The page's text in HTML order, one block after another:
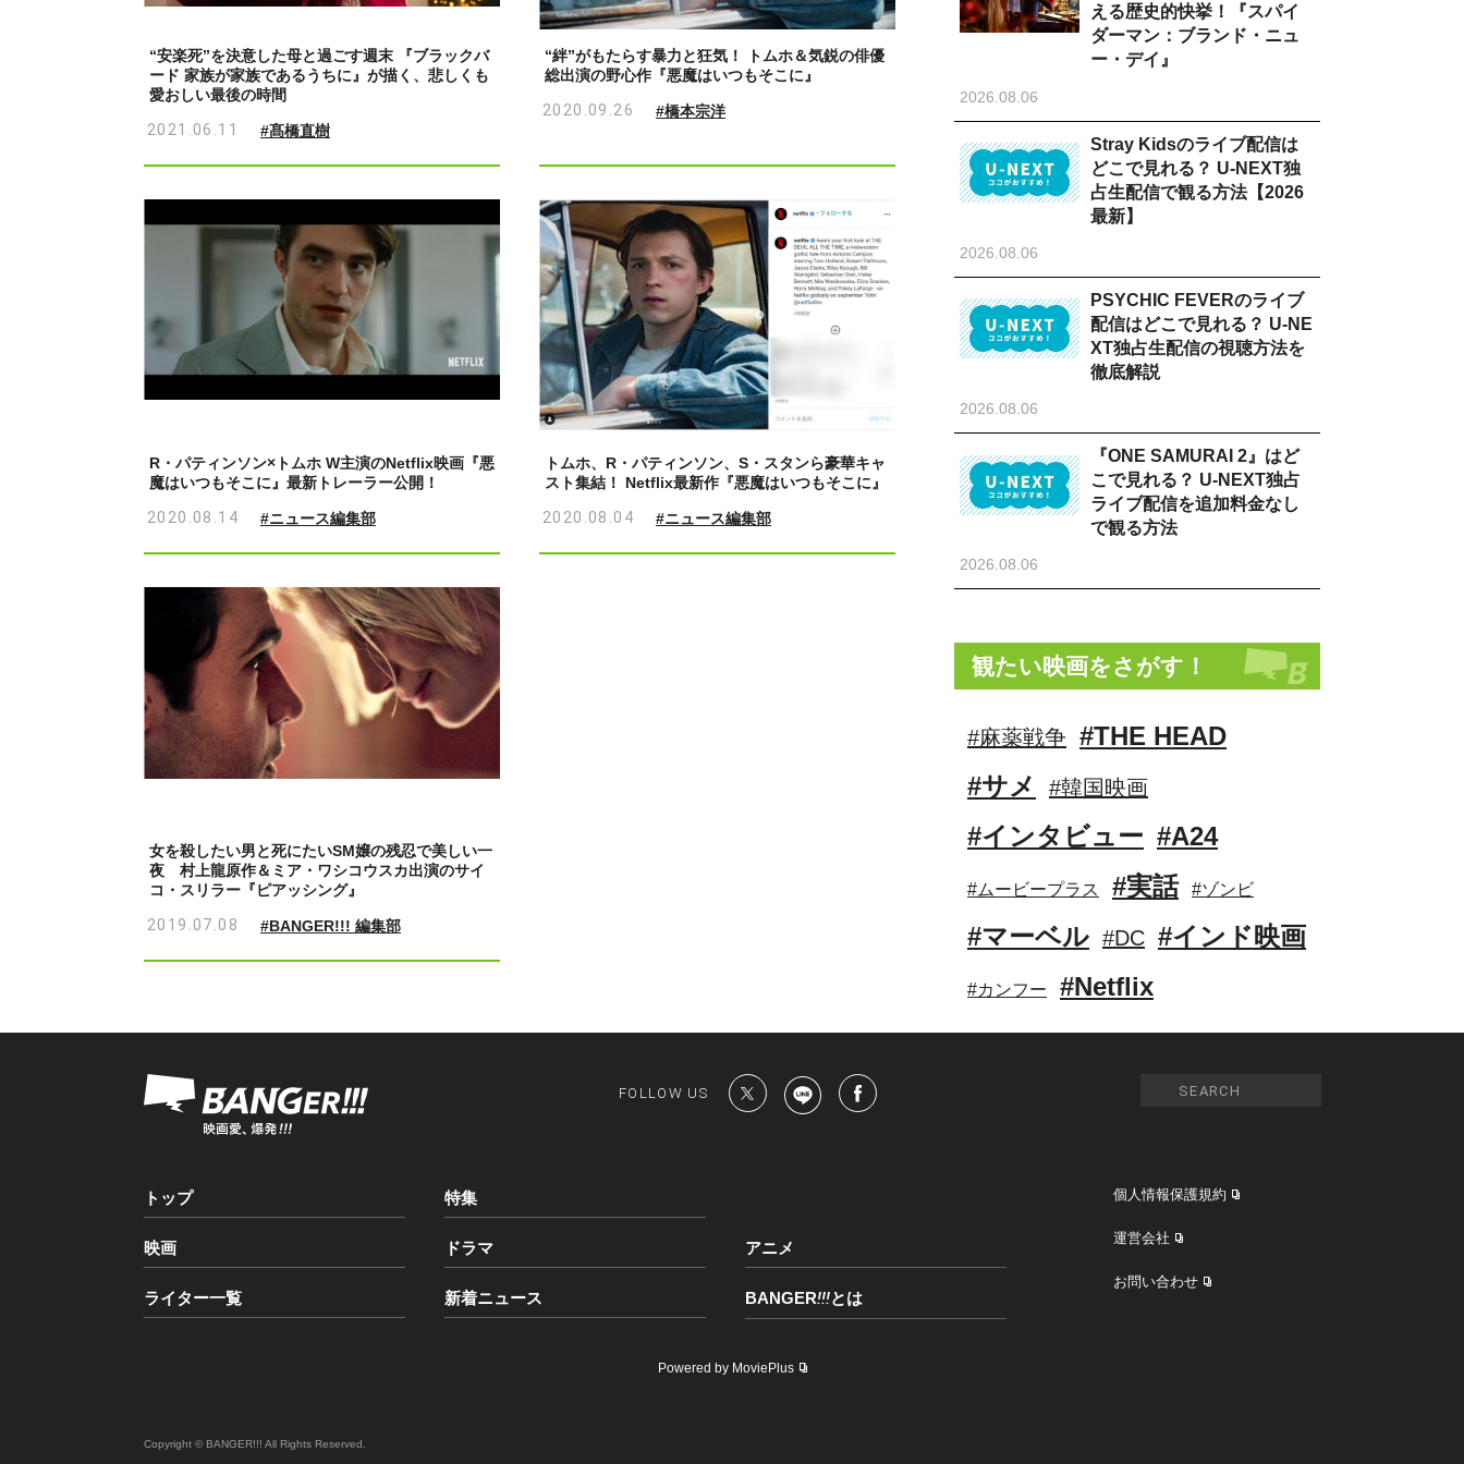
“安楽死”を決意した母と過ごす週末 『ブラックバ
ード 家族が家族であるうちに』が描く、悲しくも
愛おしい最後の時間
2021.06.11
#髙橋直樹
“絆”がもたらす暴力と狂気！ トムホ＆気鋭の俳優
総出演の野心作『悪魔はいつもそこに』
2020.09.26
#橋本宗洋
R・パティンソン×トムホ W主演のNetflix映画『悪
魔はいつもそこに』最新トレーラー公開！
2020.08.14
#ニュース編集部
トムホ、R・パティンソン、S・スタンら豪華キャ
スト集結！ Netflix最新作『悪魔はいつもそこに』
2020.08.04
#ニュース編集部
女を殺したい男と死にたいSM嬢の残忍で美しい一
夜 村上龍原作＆ミア・ワシコウスカ出演のサイ
コ・スリラー『ピアッシング』
2019.07.08
#BANGER!!! 編集部
える歴史的快挙！『スパイ
ダーマン：ブランド・ニュ
ー・デイ』
2026.08.06
Stray Kidsのライブ配信は
どこで見れる？ U-NEXT独
占生配信で観る方法【2026
最新】
2026.08.06
PSYCHIC FEVERのライブ
配信はどこで見れる？ U-NE
XT独占生配信の視聴方法を
徹底解説
2026.08.06
『ONE SAMURAI 2』はど
こで見れる？ U-NEXT独占
ライブ配信を追加料金なし
で観る方法
2026.08.06
観たい映画をさがす！
#麻薬戦争 #THE HEAD
#サメ
#韓国映画
#インタビュー #A24
#ムービープラス #実話 #ゾンビ
#マーベル #DC #インド映画
#カンフー #Netflix
FOLLOW US
トップ 特集
映画 ドラマ アニメ
ライター一覧 新着ニュース BANGER!!!とは
個人情報保護規約
運営会社
お問い合わせ
Powered by MoviePlus
Copyright © BANGER!!! All Rights Reserved.